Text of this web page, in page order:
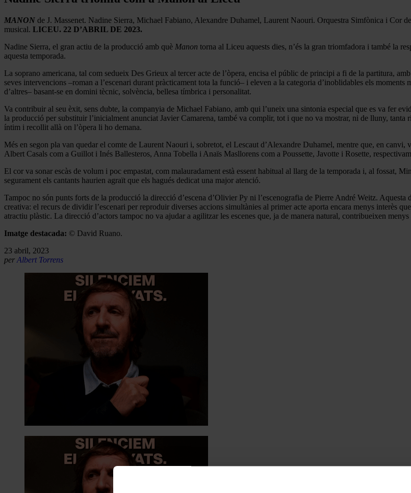
MANON de J. Massenet. Nadine Sierra, Michael Fabiano, Alexandre Duhamel, Laurent Naouri. Orquestra Simfònica i Cor
musical. LICEU. 22 D’ABRIL DE 2023.
Nadine Sierra, el gran actiu de la producció amb què Manon torna al Liceu aquests dies, n’és la gran triomfadora i també la
aquesta temporada.
La soprano americana, tal com sedueix Des Grieux al tercer acte de l’òpera, encisa el públic de principi a fi de la partitura,
seves intervencions –roman a l’escenari durant pràcticament tota la funció– i eleven a la categoria d’inoblidables els
d’altres– basant-se en domini tècnic, solvència, bellesa tímbrica i personalitat.
Va contribuir al seu èxit, sens dubte, la companyia de Michael Fabiano, amb qui l’uneix una sintonia especial que es va fer
la producció per substituir l’inicialment anunciat Javier Camarena, també va complir, tot i que no va mostrar, ni de lluny, tanta
íntim i recollit allà on l’òpera li ho demana.
Més en segon pla van quedar el comte de Laurent Naouri i, sobretot, el Lescaut d’Alexandre Duhamel, mentre que, en canvi,
Albert Casals com a Guillot i Inés Ballesteros, Anna Tobella i Anaïs Masllorens com a Poussette, Javotte i Rosette,
El cor va sonar escàs de volum i poc empastat, com malauradament està essent habitual al llarg de la temporada i, al fossat,
segurament els cantants haurien agraït que els hagués dedicat una major atenció.
Tampoc no són punts forts de la producció la direcció d’escena d’Olivier Py ni l’escenografia de Pierre André Weitz.
creativa: el recurs de dividir l’escenari per reproduir diverses accions simultànies al primer acte aporta encara menys interès
atractiu plàstic. La direcció d’actors tampoc no va ajudar a agilitzar les escenes que, ja de manera natural, contribueixen
Imatge destacada: © David Ruano.
23 abril, 2023
per Albert Torrens